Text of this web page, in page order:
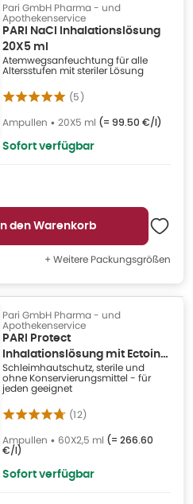
Pari GmbH Pharma - und
Apothekenservice
PARI NaCl Inhalationslösung
20X5 ml
Atemwegsanfeuchtung für alle
Altersstufen mit steriler Lösung
(5)
Ampullen • 20X5 ml (= 99.50 €/l)
Sofort verfügbar
In den Warenkorb
+ Weitere Packungsgrößen
Pari GmbH Pharma - und
Apothekenservice
PARI Protect
Inhalationslösung mit Ectoin
60X2,5 ml
Schleimhautschutz, sterile und
ohne Konservierungsmittel - für
jeden geeignet
(12)
Ampullen • 60X2,5 ml (= 266.60
€/l)
Sofort verfügbar